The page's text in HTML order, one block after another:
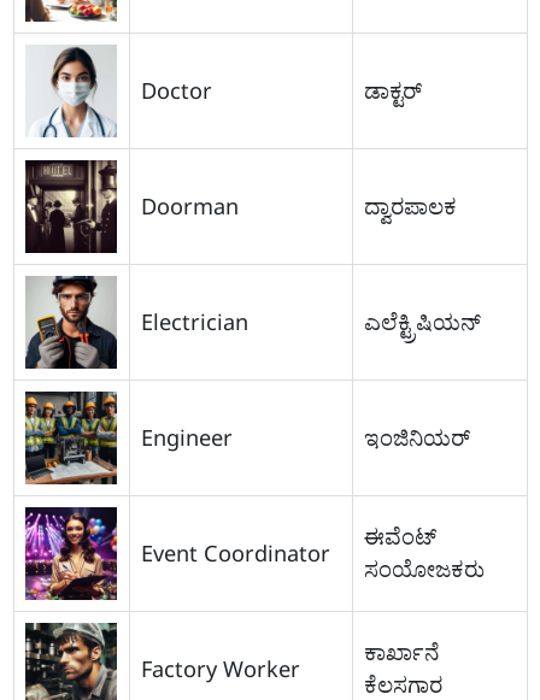
Doctor ಡಾಕ್ಟರ್
Doorman ದ್ವಾರಪಾಲಕ
Electrician ಎಲೆಕ್ಟ್ರಿಷಿಯನ್
Engineer ಇಂಜಿನಿಯರ್
Event Coordinator
ಈವೆಂಟ್
ಸಂಯೋಜಕರು
Factory Worker
ಕಾರ್ಖಾನೆ
ಕೆಲಸಗಾರ